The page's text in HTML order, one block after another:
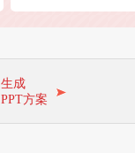
生成
PPT方案